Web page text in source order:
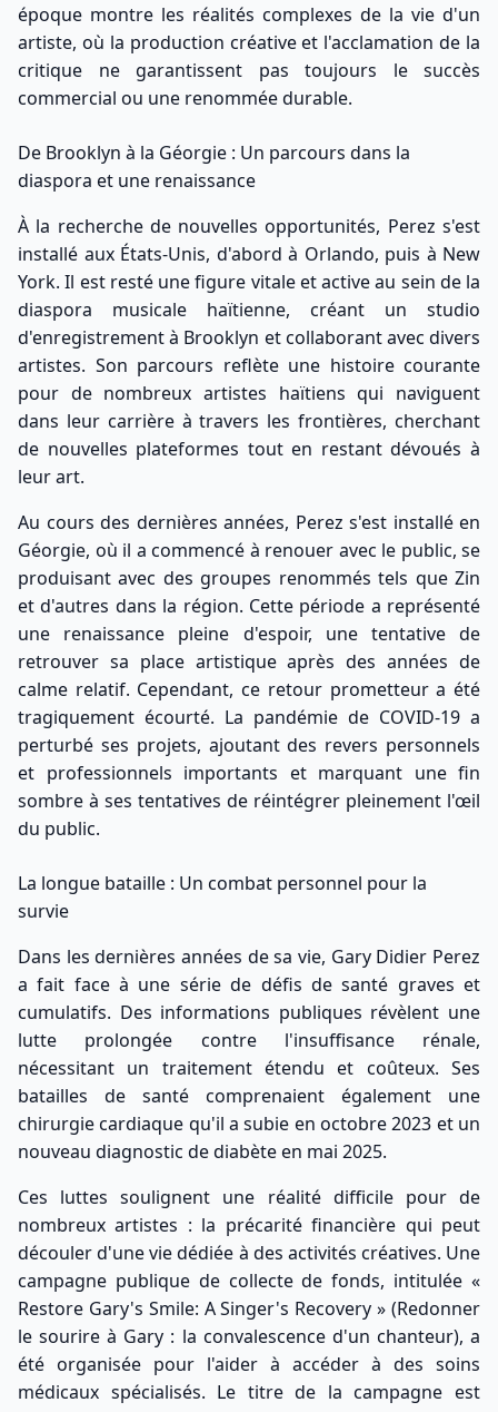
époque montre les réalités complexes de la vie d'un
artiste, où la production créative et l'acclamation de la
critique ne garantissent pas toujours le succès
commercial ou une renommée durable.
De Brooklyn à la Géorgie : Un parcours dans la
diaspora et une renaissance
À la recherche de nouvelles opportunités, Perez s'est
installé aux États-Unis, d'abord à Orlando, puis à New
York. Il est resté une figure vitale et active au sein de la
diaspora musicale haïtienne, créant un studio
d'enregistrement à Brooklyn et collaborant avec divers
artistes. Son parcours reflète une histoire courante
pour de nombreux artistes haïtiens qui naviguent
dans leur carrière à travers les frontières, cherchant
de nouvelles plateformes tout en restant dévoués à
leur art.
Au cours des dernières années, Perez s'est installé en
Géorgie, où il a commencé à renouer avec le public, se
produisant avec des groupes renommés tels que Zin
et d'autres dans la région. Cette période a représenté
une renaissance pleine d'espoir, une tentative de
retrouver sa place artistique après des années de
calme relatif. Cependant, ce retour prometteur a été
tragiquement écourté. La pandémie de COVID-19 a
perturbé ses projets, ajoutant des revers personnels
et professionnels importants et marquant une fin
sombre à ses tentatives de réintégrer pleinement l'œil
du public.
La longue bataille : Un combat personnel pour la
survie
Dans les dernières années de sa vie, Gary Didier Perez
a fait face à une série de défis de santé graves et
cumulatifs. Des informations publiques révèlent une
lutte prolongée contre l'insuffisance rénale,
nécessitant un traitement étendu et coûteux. Ses
batailles de santé comprenaient également une
chirurgie cardiaque qu'il a subie en octobre 2023 et un
nouveau diagnostic de diabète en mai 2025.
Ces luttes soulignent une réalité difficile pour de
nombreux artistes : la précarité financière qui peut
découler d'une vie dédiée à des activités créatives. Une
campagne publique de collecte de fonds, intitulée «
Restore Gary's Smile: A Singer's Recovery » (Redonner
le sourire à Gary : la convalescence d'un chanteur), a
été organisée pour l'aider à accéder à des soins
médicaux spécialisés. Le titre de la campagne est